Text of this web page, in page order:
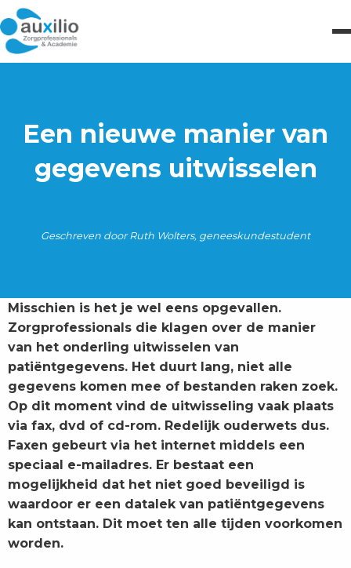
Een nieuwe manier van
gegevens uitwisselen
Geschreven door Ruth Wolters, geneeskundestudent
Misschien is het je wel eens opgevallen.
Zorgprofessionals die klagen over de manier
van het onderling uitwisselen van
patiëntgegevens. Het duurt lang, niet alle
gegevens komen mee of bestanden raken zoek.
Op dit moment vind de uitwisseling vaak plaats
via fax, dvd of cd-rom. Redelijk ouderwets dus.
Faxen gebeurt via het internet middels een
speciaal e-mailadres. Er bestaat een
mogelijkheid dat het niet goed beveiligd is
waardoor er een datalek van patiëntgegevens
kan ontstaan. Dit moet ten alle tijden voorkomen
worden.